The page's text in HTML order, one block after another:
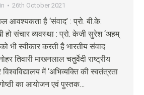
26th October 2021
आवश्यकता है ‘संवाद’ : प्रो. बी.के.
हो संचार व्यवस्था : प्रो. केजी सुरेश ‘अहम्
को भी स्वीकार करती है भारतीय संवाद
तिवारी माखनलाल चतुर्वेदी राष्ट्रीय
में ‘अभिव्यक्ति की स्वतंत्रता
का आयोजन एवं पुस्तक…